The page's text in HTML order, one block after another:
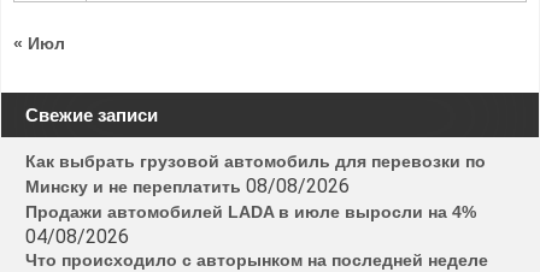
« Июл
Свежие записи
Как выбрать грузовой автомобиль для перевозки по
Минску и не переплатить 08/08/2026
Продажи автомобилей LADA в июле выросли на 4%
04/08/2026
Что происходило с авторынком на последней неделе